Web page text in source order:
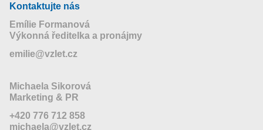
Kontaktujte nás
Emílie Formanová
Výkonná ředitelka a pronájmy
emilie@vzlet.cz
Michaela Sikorová
Marketing & PR
+420 776 712 858
michaela@vzlet.cz